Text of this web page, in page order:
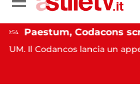
Paestum, Codacons scrive al ministro Giuli: "Rilanciare scavi dell'Anfiteatro nell'area archeologica"
lancia un appello al